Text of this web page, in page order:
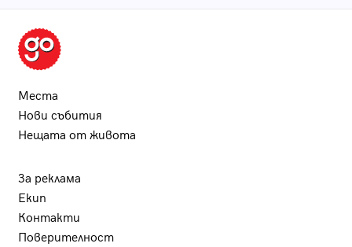
Места
Нови събития
Нещата от живота
За реклама
Екип
Контакти
Поверителност